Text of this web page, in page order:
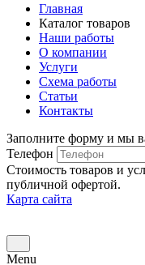
Главная
Каталог товаров
Наши работы
О компании
Услуги
Схема работы
Статьи
Контакты
Заполните форму и мы
Телефон
Стоимость товаров и
публичной офертой.
Карта сайта
Menu